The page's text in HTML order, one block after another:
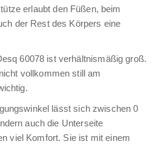
erlaubt den Füßen, beim
der Rest des Körpers eine
60078 ist verhältnismäßig groß.
vollkommen still am
lässt sich zwischen 0
auch die Unterseite
viel Komfort. Sie ist mit einem